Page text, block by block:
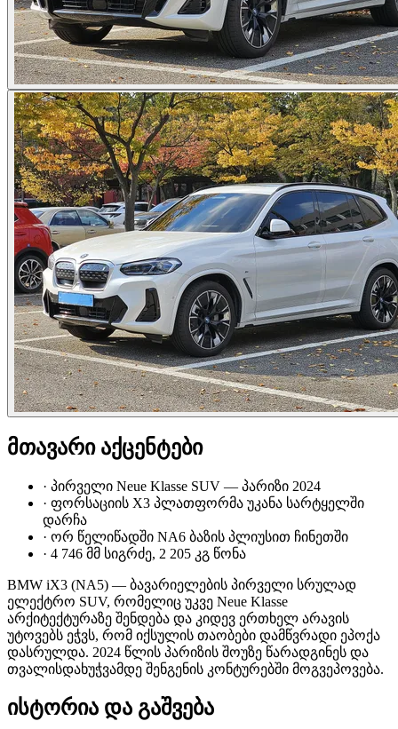
მთავარი აქცენტები
· პირველი Neue Klasse SUV — პარიზი 2024
· ფორსაციის X3 პლათფორმა უკანა სარტყელში
დარჩა
· ორ წელიწადში NA6 ბაზის პლიუსით ჩინეთში
· 4 746 მმ სიგრძე, 2 205 კგ წონა
BMW iX3 (NA5) — ბავარიელების პირველი სრულად
ელექტრო SUV, რომელიც უკვე Neue Klasse
არქიტექტურაზე შენდება და კიდევ ერთხელ არავის
უტოვებს ეჭვს, რომ იქსულის თაობები დამწვრადი ეპოქა
დასრულდა. 2024 წლის პარიზის შოუზე წარადგინეს და
თვალისდახუჭვამდე შენგენის კონტურებში მოგვეპოვება.
ისტორია და გაშვება